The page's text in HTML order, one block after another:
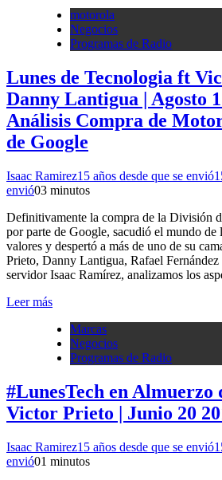
motorola
Negocios
Programas de Radio
Lunes de Tecnologia ft
Danny Lantigua | Agosto
Análisis Compra de
de Google
Isaac Ramirez15 años desde que se envió
envió03 minutos
Definitivamente la compra de la División
por parte de Google, sacudió el mundo de
valores y despertó a más de uno de su
Prieto, Danny Lantigua, Rafael
servidor Isaac Ramírez, analizamos los
Leer más
Marcas
Negocios
Programas de Radio
#LunesTech en Almuerzo
Victor Prieto | Junio 20
Isaac Ramirez15 años desde que se envió
envió01 minutos